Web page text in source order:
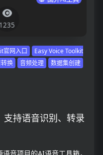
1235
官网入口
Easy Voice Toolkit
换 音频处理
数据集创建
持语音识别、转录